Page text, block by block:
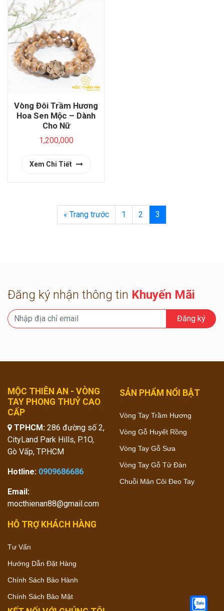
Vòng Đôi Trầm Hương
Hoa Sen Mộc – Dành
Cho Nữ
1,200,000
Xem Chi Tiết
« Trang trước 1 2 3
Đăng ký nhận thông tin Khuyến Mãi
Đăng ký
MỘC THIÊN AN - VÒNG
TAY PHONG THUỶ CAO
CẤP
TPHCM: 286 đường số 2,
CityLand Park Hills, P.1O,
Gò Vấp, TP.HCM
Hotline: 0909686686
Email:
mocthienan88@gmail.com
SẢN PHẨM NỔI BẬT
Vòng Tay Trầm Hương
Vòng Gỗ Huyết Rồng
Vòng Tay Gỗ Sưa
Vòng Tay Gỗ Tử Đàn
Chuỗi Mân Côi Đeo Tay
HỖ TRỢ KHÁCH HÀNG
Tư Vấn
Hướng Dẫn Đặt Hàng
Chính Sách Bảo Hành
Chính Sách Bảo Mật